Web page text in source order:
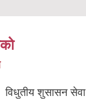
विधुतीय शुसासन सेवा